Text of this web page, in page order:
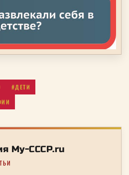
#ДЕТИ
My-CCCP.ru